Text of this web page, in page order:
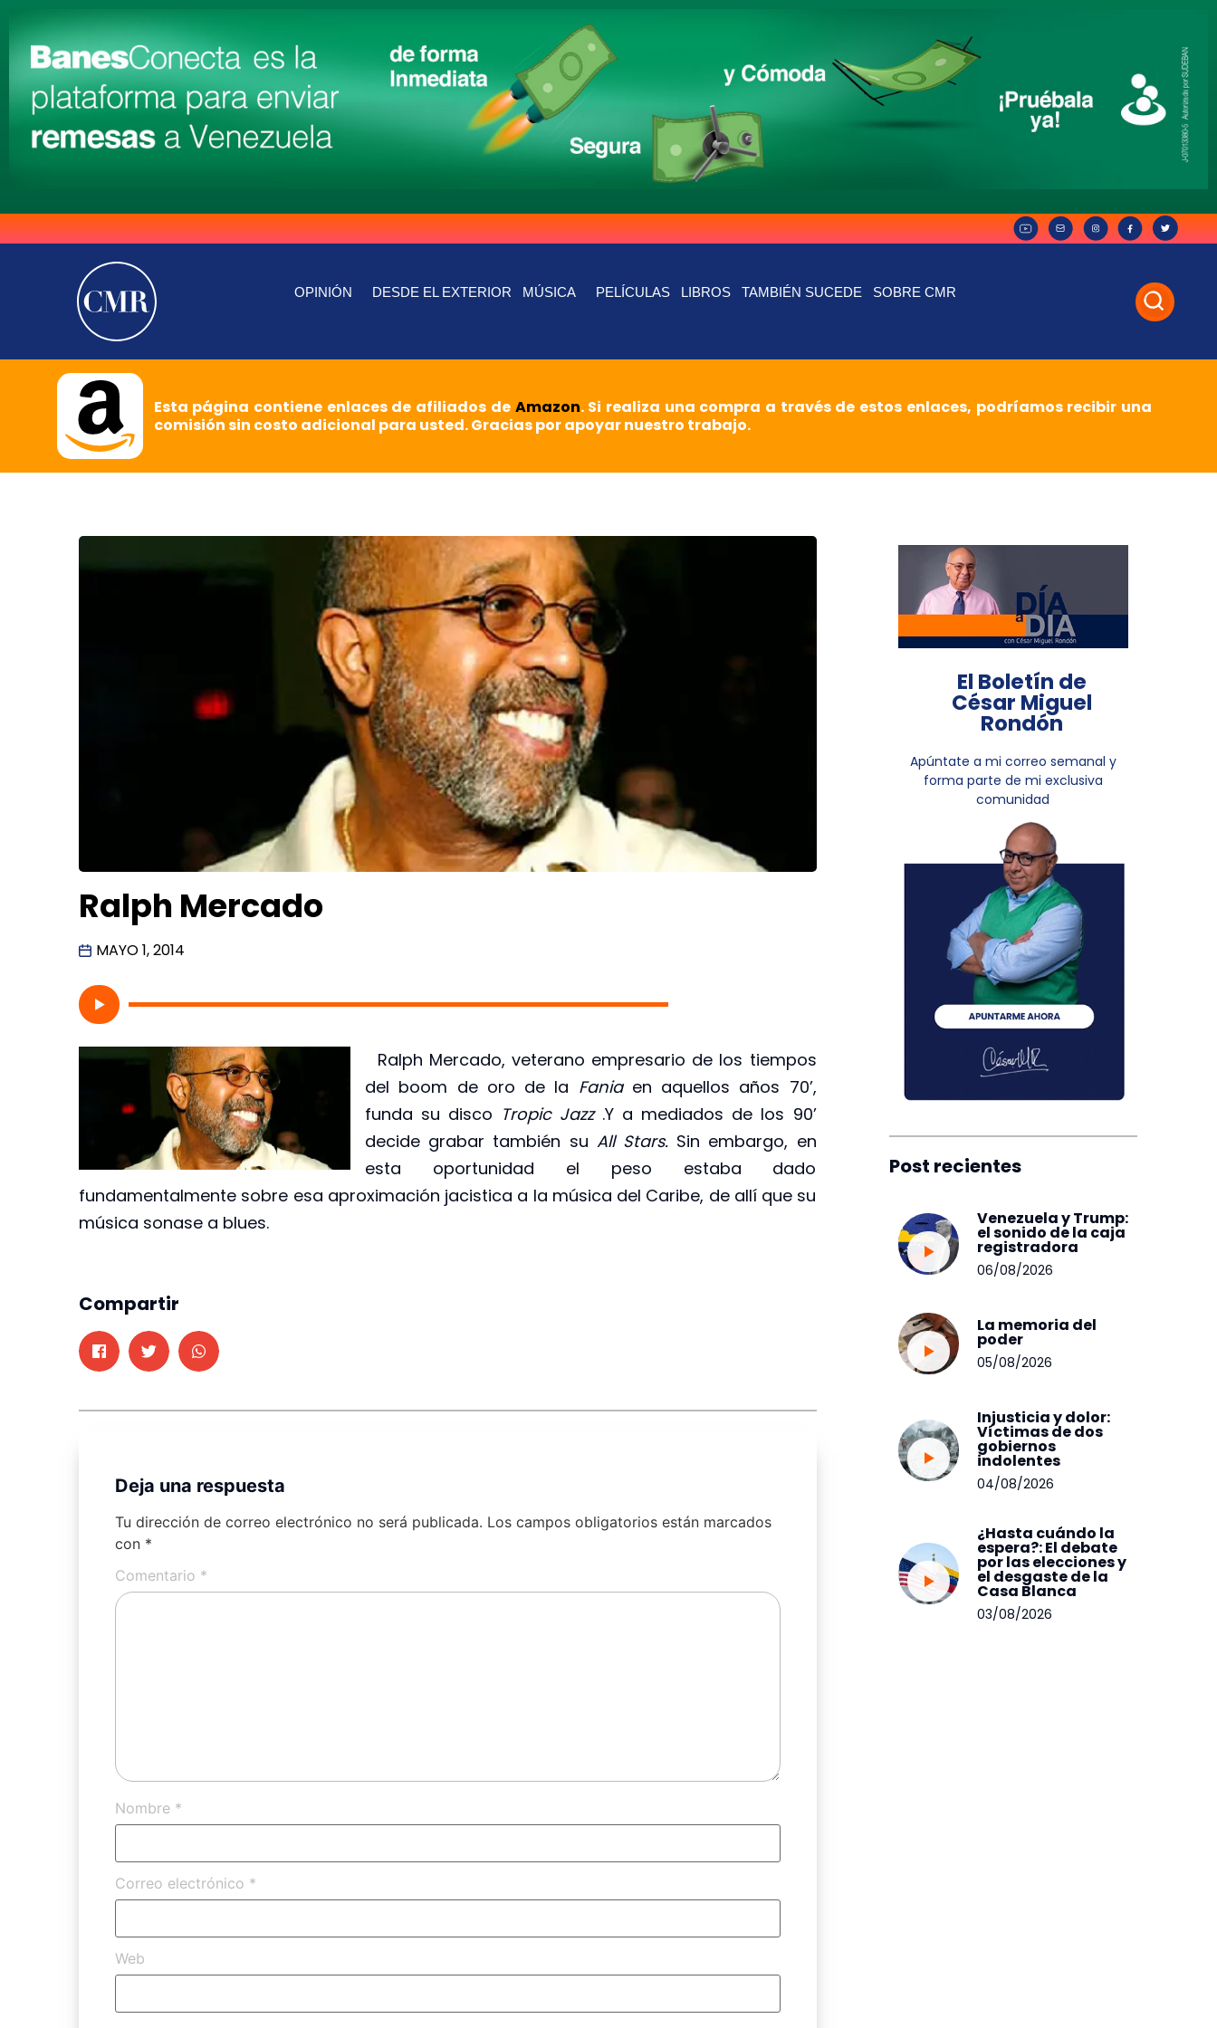
OPINIÓN DESDE EL EXTERIOR MÚSICA PELÍCULAS LIBROS TAMBIÉN SUCEDE SOBRE CMR
Esta página contiene enlaces de afiliados de Amazon. Si realiza una compra a través de estos enlaces, podríamos recibir una
comisión sin costo adicional para usted. Gracias por apoyar nuestro trabajo.
Ralph Mercado
MAYO 1, 2014
Ralph Mercado, veterano empresario de los tiempos
del boom de oro de la Faniaen aquellos años 70’,
funda su disco Tropic Jazz.Y a mediados de los 90’
decide grabar también su All Stars.Sin embargo, en
esta oportunidad el peso estaba dado
fundamentalmente sobre esa aproximación jacistica a la música del Caribe, de allí que su
música sonase a blues.
Compartir
Deja una respuesta
Tu dirección de correo electrónico no será publicada. Los campos obligatorios están marcados
con *
Comentario *
Nombre *
Correo electrónico *
Web
El Boletín de
César Miguel
Rondón
Apúntate a mi correo semanal y
forma parte de mi exclusiva
comunidad
Post recientes
Venezuela y Trump:
el sonido de la caja
registradora
06/08/2026
La memoria del
poder
05/08/2026
Injusticia y dolor:
Víctimas de dos
gobiernos
indolentes
04/08/2026
¿Hasta cuándo la
espera?: El debate
por las elecciones y
el desgaste de la
Casa Blanca
03/08/2026